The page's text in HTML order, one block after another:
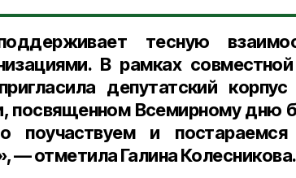
тесную
В рамках
депутатский корпус
посвященном Всемирному дню
поучаствуем и
— отметила Галина Колесникова.